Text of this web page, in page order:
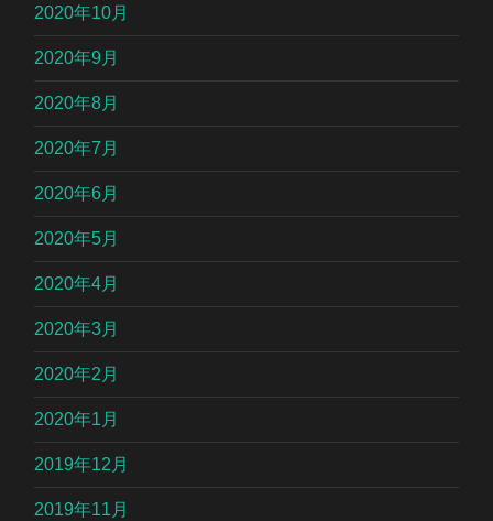
2020年10月
2020年9月
2020年8月
2020年7月
2020年6月
2020年5月
2020年4月
2020年3月
2020年2月
2020年1月
2019年12月
2019年11月